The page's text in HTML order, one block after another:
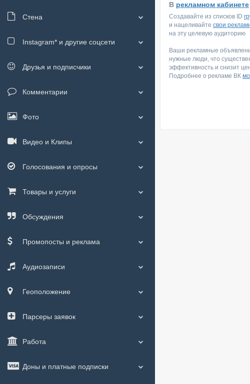
В рекламном кабинете
Создавайте из списков ID
и нацеливайте свои
на эту целевую аудиторию
Ваши рекламные
нужные люди, что
эффективность и снизит
Подробнее о рекламе ВК
Стена
Instagram* и другие соцсети
Друзья и подписчики
Комментарии
Фото
Видео и Клипы
Голосования и опросы
Товары и услуги
Обсуждения
Промопосты и реклама
Аудиозаписи
Геоположение
Парсеры заявок
Работа
Доны и платные подписки